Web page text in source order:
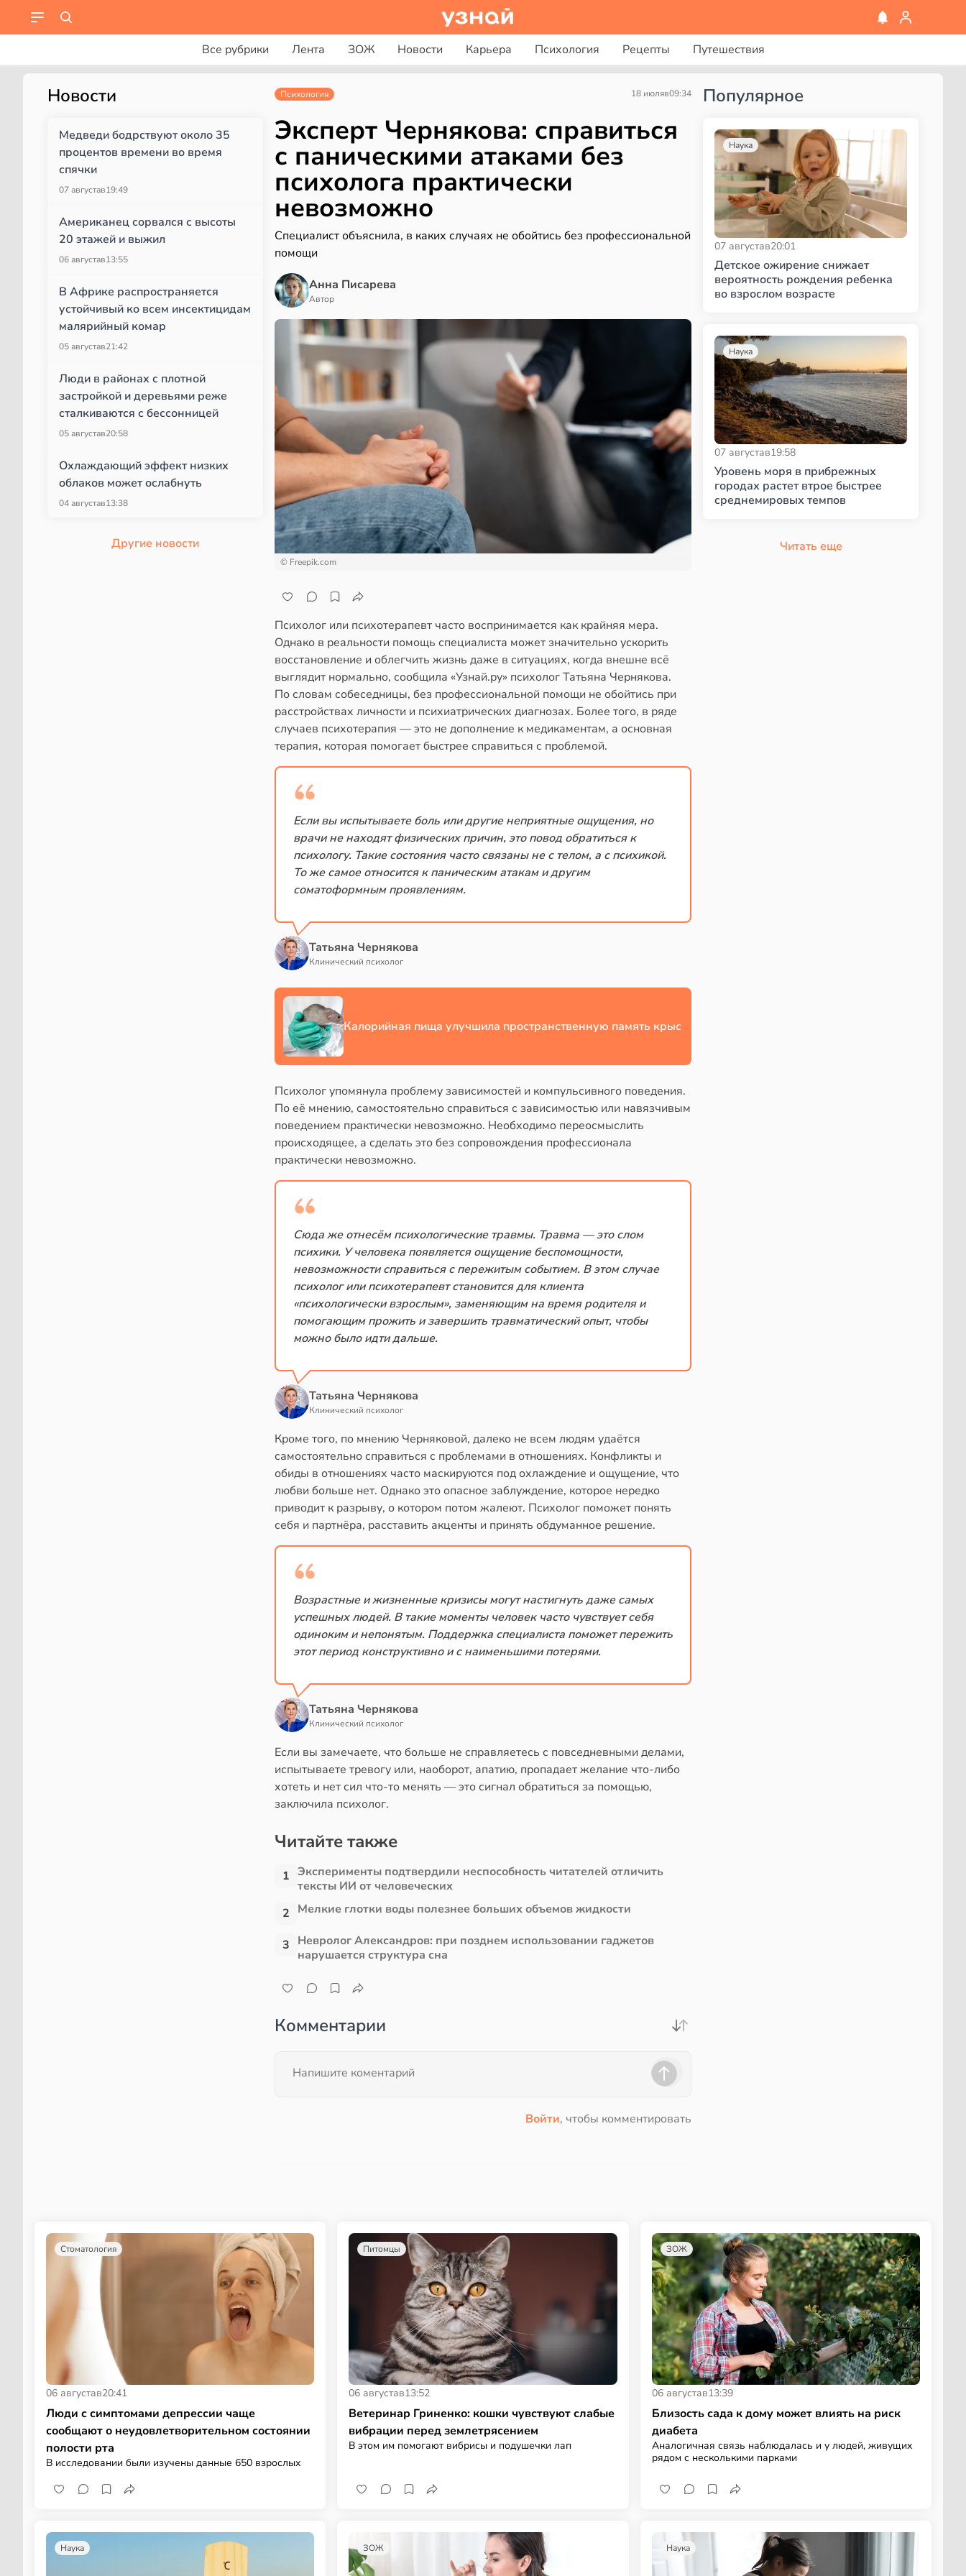
Все рубрики Лента ЗОЖ Новости Карьера Психология Рецепты Путешествия
Новости
Медведи бодрствуют около 35
процентов времени во время
спячки
07 августав19:49
Американец сорвался с высоты
20 этажей и выжил
06 августав13:55
В Африке распространяется
устойчивый ко всем инсектицидам
малярийный комар
05 августав21:42
Люди в районах с плотной
застройкой и деревьями реже
сталкиваются с бессонницей
05 августав20:58
Охлаждающий эффект низких
облаков может ослабнуть
04 августав13:38
Другие новости
Психология 18 июляв09:34
Эксперт Чернякова: справиться
с паническими атаками без
психолога практически
невозможно
Специалист объяснила, в каких случаях не обойтись без профессиональной
помощи
Анна Писарева
Автор
© Freepik.com
Психолог или психотерапевт часто воспринимается как крайняя мера.
Однако в реальности помощь специалиста может значительно ускорить
восстановление и облегчить жизнь даже в ситуациях, когда внешне всё
выглядит нормально, сообщила «Узнай.ру» психолог Татьяна Чернякова.
По словам собеседницы, без профессиональной помощи не обойтись при
расстройствах личности и психиатрических диагнозах. Более того, в ряде
случаев психотерапия — это не дополнение к медикаментам, а основная
терапия, которая помогает быстрее справиться с проблемой.
Если вы испытываете боль или другие неприятные ощущения, но
врачи не находят физических причин, это повод обратиться к
психологу. Такие состояния часто связаны не с телом, а с психикой.
То же самое относится к паническим атакам и другим
соматоформным проявлениям.
Татьяна Чернякова
Клинический психолог
Калорийная пища улучшила пространственную память крыс
Психолог упомянула проблему зависимостей и компульсивного поведения.
По её мнению, самостоятельно справиться с зависимостью или навязчивым
поведением практически невозможно. Необходимо переосмыслить
происходящее, а сделать это без сопровождения профессионала
практически невозможно.
Сюда же отнесём психологические травмы. Травма — это слом
психики. У человека появляется ощущение беспомощности,
невозможности справиться с пережитым событием. В этом случае
психолог или психотерапевт становится для клиента
«психологически взрослым», заменяющим на время родителя и
помогающим прожить и завершить травматический опыт, чтобы
можно было идти дальше.
Татьяна Чернякова
Клинический психолог
Кроме того, по мнению Черняковой, далеко не всем людям удаётся
самостоятельно справиться с проблемами в отношениях. Конфликты и
обиды в отношениях часто маскируются под охлаждение и ощущение, что
любви больше нет. Однако это опасное заблуждение, которое нередко
приводит к разрыву, о котором потом жалеют. Психолог поможет понять
себя и партнёра, расставить акценты и принять обдуманное решение.
Возрастные и жизненные кризисы могут настигнуть даже самых
успешных людей. В такие моменты человек часто чувствует себя
одиноким и непонятым. Поддержка специалиста поможет пережить
этот период конструктивно и с наименьшими потерями.
Татьяна Чернякова
Клинический психолог
Если вы замечаете, что больше не справляетесь с повседневными делами,
испытываете тревогу или, наоборот, апатию, пропадает желание что-либо
хотеть и нет сил что-то менять — это сигнал обратиться за помощью,
заключила психолог.
Читайте также
1 Эксперименты подтвердили неспособность читателей отличить
тексты ИИ от человеческих
2 Мелкие глотки воды полезнее больших объемов жидкости
3 Невролог Александров: при позднем использовании гаджетов
нарушается структура сна
Комментарии
Войти, чтобы комментировать
Популярное
Наука
07 августав20:01
Детское ожирение снижает
вероятность рождения ребенка
во взрослом возрасте
Наука
07 августав19:58
Уровень моря в прибрежных
городах растет втрое быстрее
среднемировых темпов
Читать еще
Стоматология
06 августав20:41
Люди с симптомами депрессии чаще
сообщают о неудовлетворительном состоянии
полости рта
В исследовании были изучены данные 650 взрослых
Питомцы
06 августав13:52
Ветеринар Гриненко: кошки чувствуют слабые
вибрации перед землетрясением
В этом им помогают вибрисы и подушечки лап
ЗОЖ
06 августав13:39
Близость сада к дому может влиять на риск
диабета
Аналогичная связь наблюдалась и у людей, живущих
рядом с несколькими парками
Наука ЗОЖ Наука